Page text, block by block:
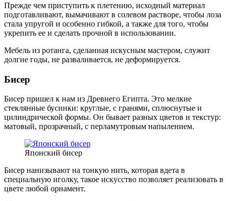
Прежде чем приступить к плетению, исходный материал
подготавливают, вымачивают в солевом растворе, чтобы лоза
стала упругой и особенно гибкой, а также для того, чтобы
укрепить ее и сделать прочной в использовании.
Мебель из ротанга, сделанная искусным мастером, служит
долгие годы, не разваливается, не деформируется.
Бисер
Бисер пришел к нам из Древнего Египта. Это мелкие
стеклянные бусинки: круглые, с гранями, сплюснутые и
цилиндрической формы. Он бывает разных цветов и текстур:
матовый, прозрачный, с перламутровым напылением.
Японский бисер
Бисер нанизывают на тонкую нить, которая вдета в
специальную иголку, такое искусство позволяет реализовать в
цвете любой орнамент.